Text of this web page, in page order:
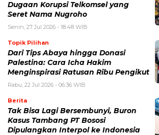
Dugaan Korupsi Telkomsel yang
Seret Nama Nugroho
Senin, 27 Jul 2026 - 18:48 WIB
Topik Pilihan
Dari Tips Abaya hingga Donasi
Palestina: Cara Icha Hakim
Menginspirasi Ratusan Ribu Pengikut
Rabu, 22 Jul 2026 - 06:36 WIB
Berita
Tak Bisa Lagi Bersembunyi, Buron
Kasus Tambang PT Bososi
Dipulangkan Interpol ke Indonesia